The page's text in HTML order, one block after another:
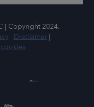
| Copyright 2024.
| Disclaimer|